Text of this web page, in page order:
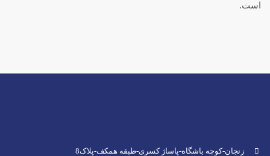
است.
زنجان-کوچه باشگاه-پاساژ کسری-طبقه همکف-پلاک8